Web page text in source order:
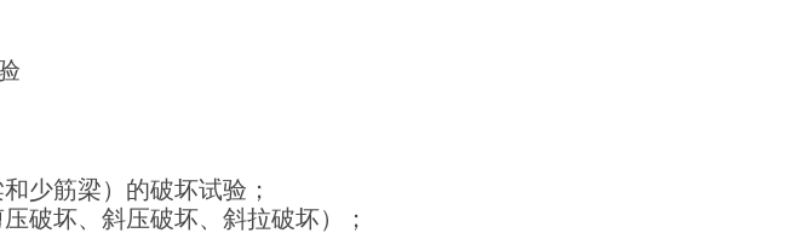
少筋梁）的破坏试验；
破坏、斜压破坏、斜拉破坏）；